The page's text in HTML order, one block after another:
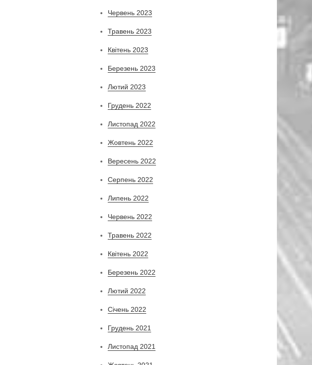
Червень 2023
Травень 2023
Квітень 2023
Березень 2023
Лютий 2023
Грудень 2022
Листопад 2022
Жовтень 2022
Вересень 2022
Серпень 2022
Липень 2022
Червень 2022
Травень 2022
Квітень 2022
Березень 2022
Лютий 2022
Січень 2022
Грудень 2021
Листопад 2021